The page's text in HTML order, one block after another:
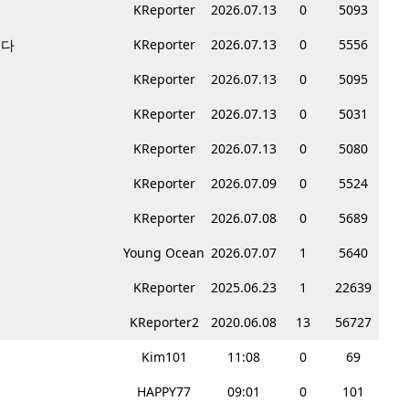
KReporter
2026.07.13 0 5093
KReporter 2026.07.13 0
5556
KReporter
2026.07.13 0
5095
KReporter
2026.07.13 0
5031
KReporter
2026.07.13 0
5080
KReporter
2026.07.09 0
5524
KReporter
2026.07.08 0
5689
Young Ocean 2026.07.07 1
5640
KReporter
2025.06.23 1
22639
KReporter2
2020.06.08 13
56727
Kim101
11:08 0
69
HAPPY77
09:01 0
101